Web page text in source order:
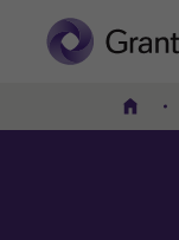
INICIO